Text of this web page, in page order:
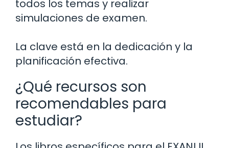
todos los temas y realizar
simulaciones de examen.
La clave está en la dedicación y la
planificación efectiva.
¿Qué recursos son
recomendables para
estudiar?